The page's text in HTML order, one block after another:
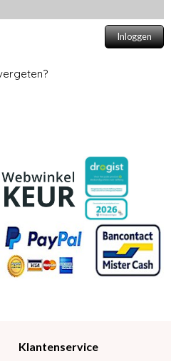
Inloggen
Klantenservice